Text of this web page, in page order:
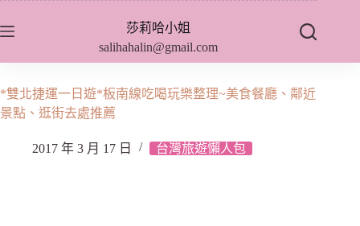
至
內
容
莎莉哈小姐
salihahalin@gmail.com
*雙北捷運一日遊*板南線吃喝玩樂整理~美食餐廳、鄰近
景點、逛街去處推薦
2017 年 3 月 17 日 台灣旅遊懶人包